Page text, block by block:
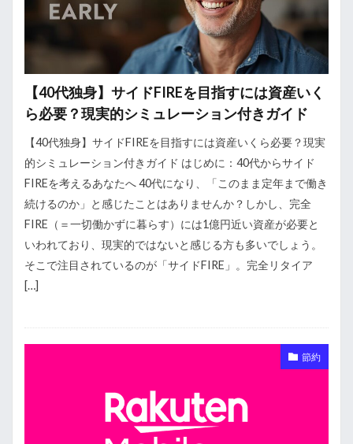
【40代独身】サイドFIREを目指すには資産いく
ら必要？現実的シミュレーション付きガイド
【40代独身】サイドFIREを目指すには資産いくら必要？現実
的シミュレーション付きガイド はじめに：40代からサイド
FIREを考えるあなたへ 40代になり、「このまま定年まで働き
続けるのか」と感じたことはありませんか？しかし、完全
FIRE（＝一切働かずに暮らす）には1億円近い資産が必要と
いわれており、現実的ではないと感じる方も多いでしょう。
そこで注目されているのが「サイドFIRE」。完全リタイア
[…]
節約